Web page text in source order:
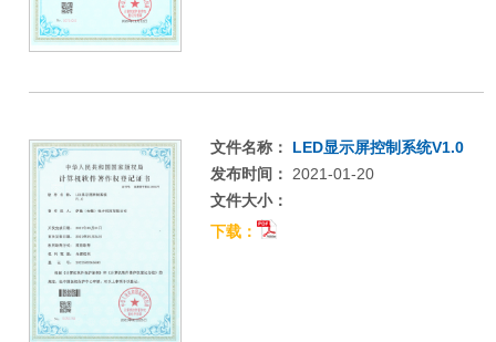
文件名称： LED显示屏控制系统V1.0
发布时间： 2021-01-20
文件大小：
下载：